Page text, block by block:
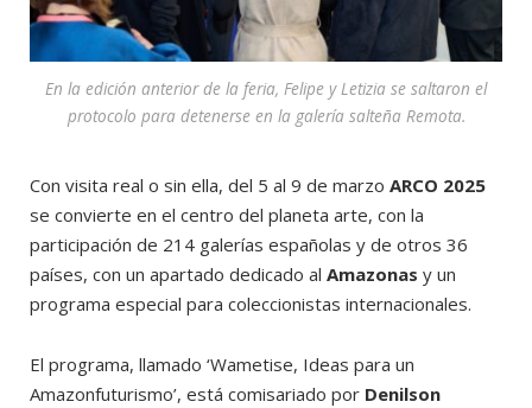
En la edición anterior de la feria, Felipe y Letizia se saltaron el
protocolo para detenerse en la galería salteña Remota.
Con visita real o sin ella, del 5 al 9 de marzo ARCO 2025
se convierte en el centro del planeta arte, con la
participación de 214 galerías españolas y de otros 36
países, con un apartado dedicado al Amazonas y un
programa especial para coleccionistas internacionales.
El programa, llamado ‘Wametise, Ideas para un
Amazonfuturismo’, está comisariado por Denilson